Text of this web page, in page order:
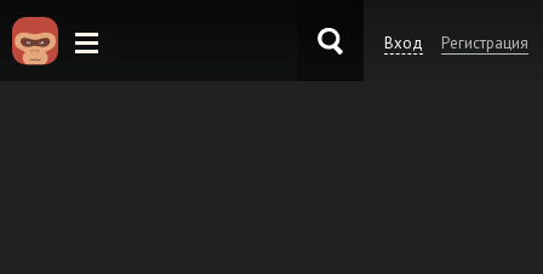
Вход Регистрация